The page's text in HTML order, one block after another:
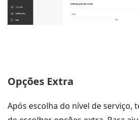
Opções Extra
Após escolha do nível de serviço,